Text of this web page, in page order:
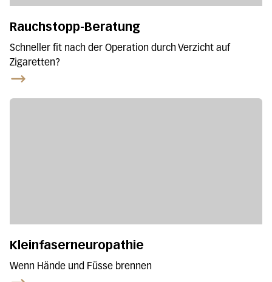
Rauchstopp-Beratung
Schneller fit nach der Operation durch Verzicht auf
Zigaretten?
Kleinfaserneuropathie
Wenn Hände und Füsse brennen